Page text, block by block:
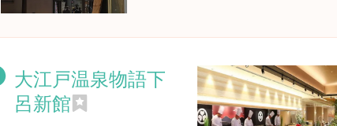
大江戸温泉物語下
呂新館